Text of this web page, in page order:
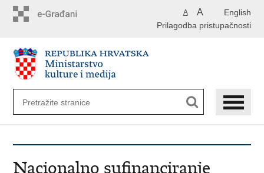
English
A A
Prilagodba pristupačnosti
Nacionalno sufinanciranje